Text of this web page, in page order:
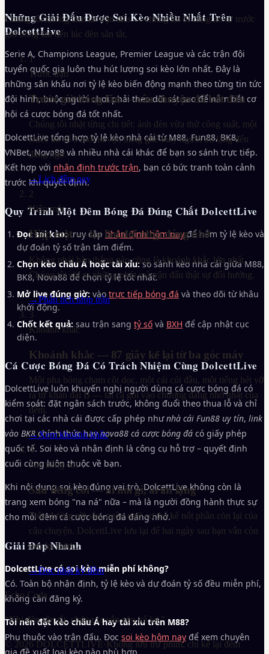
Những Giải Đấu Được Soi Kèo Nhiều Nhất Trên
DolcettLive
Serie A, Champions League, Premier League và các trận đội
tuyển quốc gia luôn thu hút lượng soi kèo lớn nhất. Đây là
những sân khấu nơi tỷ lệ kèo biến động mạnh theo từng tin tức
đội hình, buộc người chơi phải theo dõi sát sao để nắm bắt cơ
hội cá cược bóng đá tốt nhất.
DolcettLive tổng hợp tỷ lệ kèo nhà cái từ M88, Fun88, BK8,
VNBet, Nova88 và nhiều nhà cái khác để bạn so sánh trực tiếp.
Kết hợp với nhận định trước trận, bạn có bức tranh toàn cảnh
trước khi quyết định.
Quy Trình Một Đêm Bóng Đá Đúng Chất DolcettLive
Đọc soi kèo:truy cập nhận định hôm nayđể nắm tỷ lệ kèo và
dự đoán tỷ số trận tâm điểm.
Chọn kèo châu Á hoặc tài xỉu:so sánh kèo nhà cái giữa M88,
BK8, Nova88 để chọn tỷ lệ tốt nhất.
Mở live đúng giờ: vào trực tiếp bóng đá và theo dõi từ khâu
khởi động.
Chốt kết quả:sau trận sang tỷ số và BXH để cập nhật cục
diện.
Cá Cược Bóng Đá Có Trách Nhiệm Cùng DolcettLive
DolcettLive luôn khuyến nghị người dùng cá cược bóng đá có
kiểm soát: đặt ngân sách trước, không đuổi theo thua lỗ và chỉ
chơi tại các nhà cái được cấp phép nhưnhà cái Fun88 uy tín, link
vào BK8chính thức haynova88 cá cược bóng đá có giấy phép
quốc tế. Soi kèo và nhận định là công cụ hỗ trợ – quyết định
cuối cùng luôn thuộc về bạn.
Khi nội dung soi kèo đúng vai trò, DolcettLive không còn là
trang xem bóng "na ná" nữa – mà là người đồng hành thực sự
cho mỗi đêm cá cược bóng đá đáng nhớ.
Giải Đáp Nhanh
DolcettLive có soi kèo miễn phí không?
Có. Toàn bộ nhận định, tỷ lệ kèo và dự đoán tỷ số đều miễn phí,
không cần đăng ký.
Tôi nên đặt kèo châu Á hay tài xỉu trên M88?
Phụ thuộc vào trận đấu. Đọc soi kèo hôm nay để xem chuyên
Chúng tôi không tóm tắt trận đấu — chúng tôi đi cùng nó từ trước
giờ bóng lăn đến lúc đèn sân tắt.
1
Trước trận
Trước giờ bóng lăn — câu chuyện đã bắt đầu
Chúng tôi nhặt từng chi tiết: ánh đèn vừa thử công suất, một
chiếc áo số 9 mới in vội, hàng ghế thay người im lặng đến
đáng ngờ.
→Lịch đêm nay
2
Hiệp một
Hiệp một — ba lần đổi nhịp đáng nhớ
Không phải bàn thắng nào cũng là khoảnh khắc lớn nhất.
Chúng tôi chỉ ra những phút mà trận đấu thật sự đổi hướng.
→Phân tích nhịp trận
3
Khoảnh khắc
Khoảnh khắc — 87 giây kể lại từ ba góc máy
Một pha bóng chạm cột dọc, một cái cúi đầu, một tiếng hét vỡ
ra từ khán đài B — tất cả gói vào chương đáng nhớ nhất của
đêm.
→Xem khoảnh khắc
4
Sau tiếng còi
Sau tiếng còi — ai nói gì, ai im lặng
Trên đường rời sân, ngôn ngữ cơ thể kể nốt phần còn lại của
câu chuyện. DolcettLive lưu lại để hai ngày sau bạn vẫn còn
neo lại được.
→Đọc nhật ký đêm
Echo Coda
“Khi đèn sân tắt, chúng ta vẫn còn kể lại.”
© 2026 DOLCETTLIVE· Không lưu trữ phim, chỉ kể lại đêm